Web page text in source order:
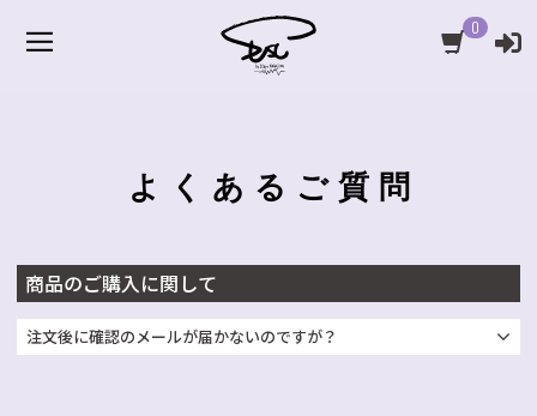
0
よくあるご質問
商品のご購入に関して
注文後に確認のメールが届かないのですが？